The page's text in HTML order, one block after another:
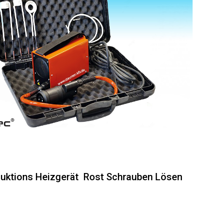
Heizgerät Rost Schrauben Lösen